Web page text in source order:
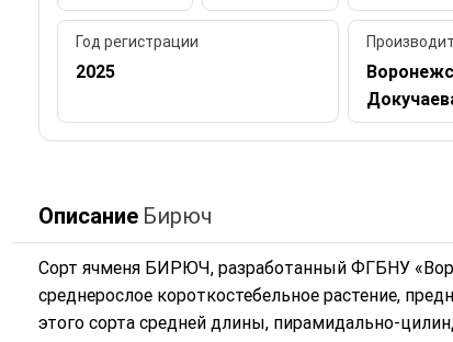
Год регистрации
2025
Описание Бирюч
Сорт ячменя БИРЮЧ, разработанный ФГБНУ
среднерослое короткостебельное растение,
этого сорта средней длины, пирамидально-